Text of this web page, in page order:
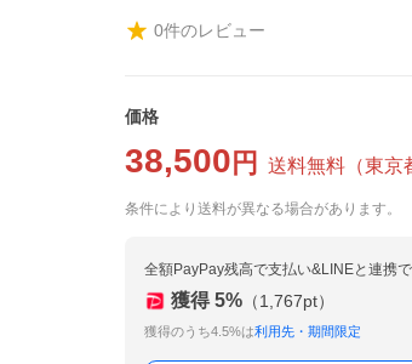
0件のレビュー
価格
38,500 円 送料無料 （東京
条件により送料が異なる場合があります。
全額PayPay残高で支払い&LINEと連携で
獲得 5% （1,767pt）
獲得のうち4.5%は利用先・期間限定